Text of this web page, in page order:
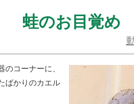
蛙のお目覚め
のコーナーに、
ばかりのカエル